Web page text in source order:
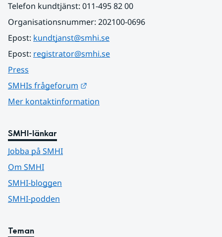
Telefon kundtjänst: 011-495 82 00
Organisationsnummer: 202100-0696
Epost: kundtjanst@smhi.se
Epost: registrator@smhi.se
Press
SMHIs frågeforum
Mer kontaktinformation
SMHI-länkar
Jobba på SMHI
Om SMHI
SMHI-bloggen
SMHI-podden
Teman